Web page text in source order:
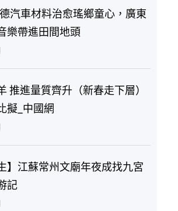
汽車材料治愈瑤鄉童心，廣東
樂帶進田間地頭
推進量質齊升（新春走下層）
擬_中國網
】江蘇常州文廟年夜成找九宮
記